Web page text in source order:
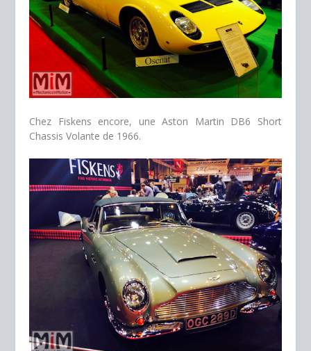
Chez Fiskens encore, une Aston Martin DB6 Short
Chassis Volante de 1966.